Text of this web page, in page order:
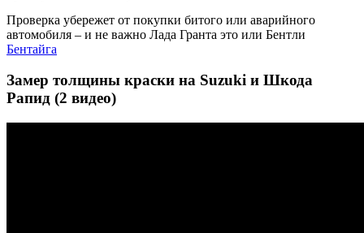
Проверка убережет от покупки битого или аварийного
автомобиля – и не важно Лада Гранта это или Бентли
Бентайга
Замер толщины краски на Suzuki и Шкода
Рапид (2 видео)